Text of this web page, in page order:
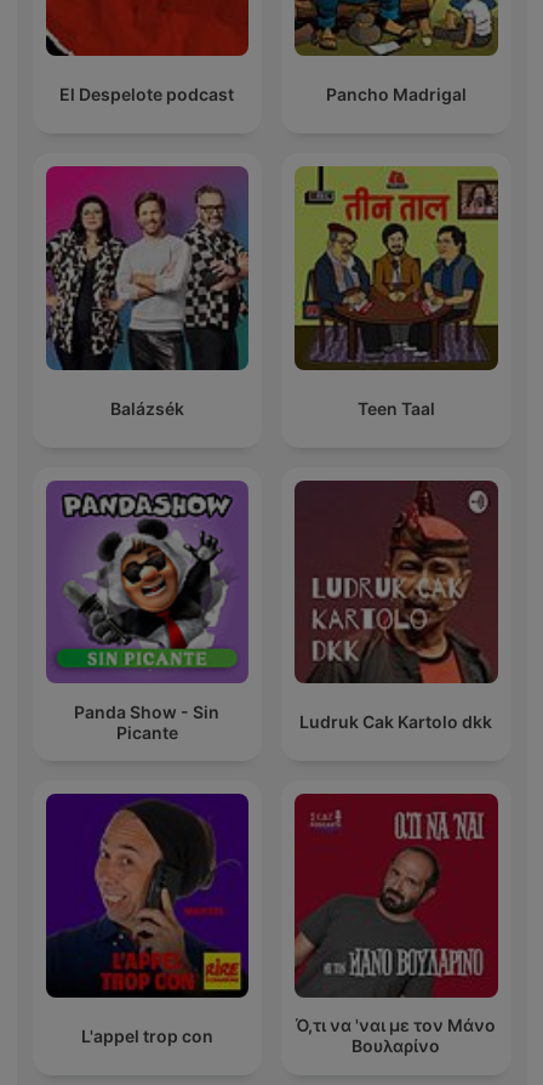
El Despelote podcast Pancho Madrigal
Balázsék Teen Taal
Panda Show - Sin
Picante
Ludruk Cak Kartolo dkk
L'appel trop con
Ό,τι να 'ναι με τον Μάνο
Βουλαρίνο